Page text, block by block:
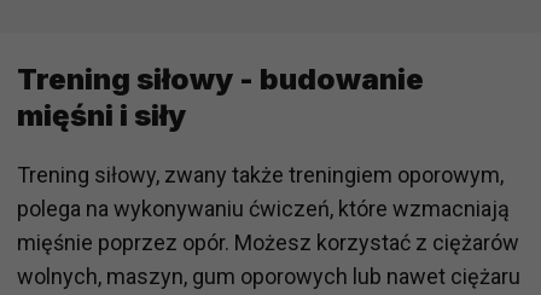
Trening siłowy - budowanie
mięśni i siły
Trening siłowy, zwany także treningiem oporowym,
polega na wykonywaniu ćwiczeń, które wzmacniają
mięśnie poprzez opór. Możesz korzystać z ciężarów
wolnych, maszyn, gum oporowych lub nawet ciężaru